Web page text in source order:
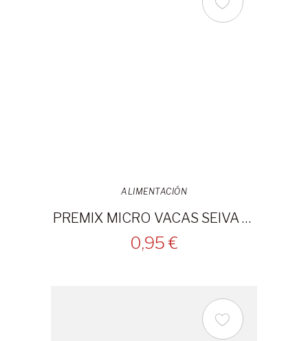
ALIMENTACIÓN
PREMIX MICRO VACAS SEIVA 25kg
0,95 €